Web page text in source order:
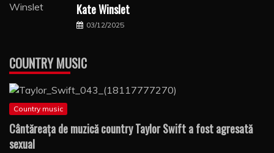
Kate Winslet
03/12/2025
COUNTRY MUSIC
Country music
Cântăreaţa de muzică country Taylor Swift a fost agresată
sexual